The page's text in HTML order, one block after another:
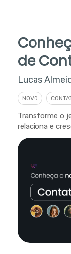
de
Lucas
NOVO
Transforme o
relaciona e